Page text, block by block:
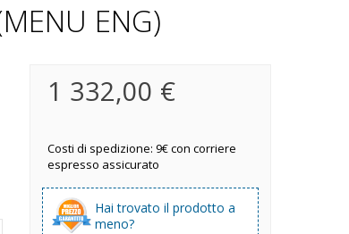
ENG)
1 332,00 €
Costi di spedizione: 9€ con corriere
espresso assicurato
Hai trovato il prodotto a
meno?